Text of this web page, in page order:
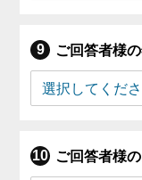
ご回答者様
ご回答者様